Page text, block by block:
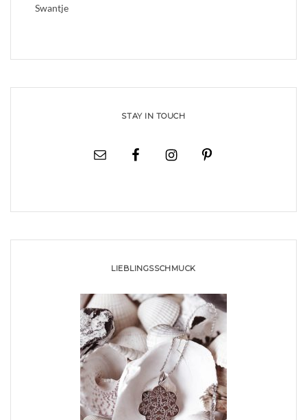
Swantje
STAY IN TOUCH
LIEBLINGSSCHMUCK